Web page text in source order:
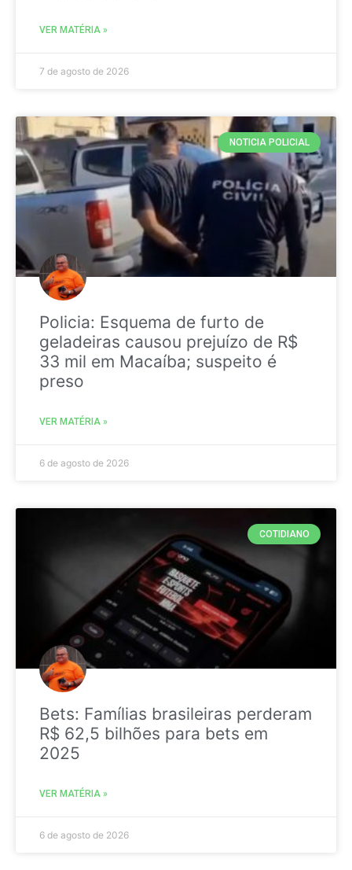
VER MATÉRIA »
7 de agosto de 2026
NOTICIA POLICIAL
Policia: Esquema de furto de
geladeiras causou prejuízo de R$
33 mil em Macaíba; suspeito é
preso
VER MATÉRIA »
6 de agosto de 2026
COTIDIANO
Bets: Famílias brasileiras perderam
R$ 62,5 bilhões para bets em
2025
VER MATÉRIA »
6 de agosto de 2026